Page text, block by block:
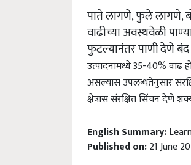
पाते लागणे, फुले लागणे,
वाढीच्या अवस्थवेळी
फुटल्यानंतर पाणी देणे बंद
उत्पादनामध्ये 35-40% वाढ
असल्यास उपलब्धतेनुसार
क्षेत्रास संरक्षित सिंचन देणे
English Summary:
Published on: 21 June